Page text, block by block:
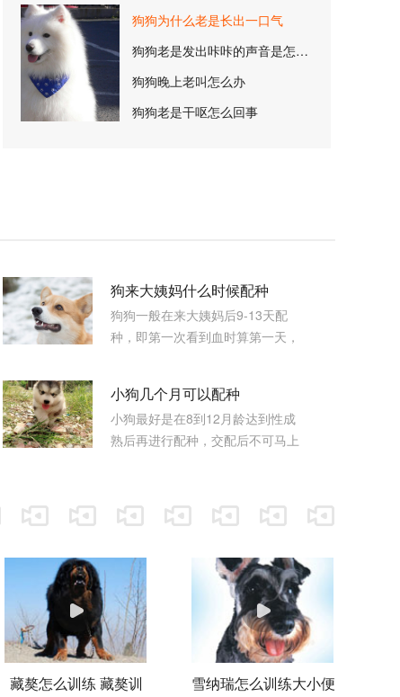
狗狗为什么老是长出一口气
狗狗老是发出咔咔的声音是怎么回事
狗狗晚上老叫怎么办
狗狗老是干呕怎么回事
狗来大姨妈什么时候配种
狗狗一般在来大姨妈后9-13天配
种，即第一次看到血时算第一天，
般配种后12天左右可以看到乳头肿
胀，则一般都配种成功了。
小狗几个月可以配种
小狗最好是在8到12月龄达到性成
熟后再进行配种，交配后不可马上
天可配两次。
藏獒怎么训练 藏獒训
雪纳瑞怎么训练大小便